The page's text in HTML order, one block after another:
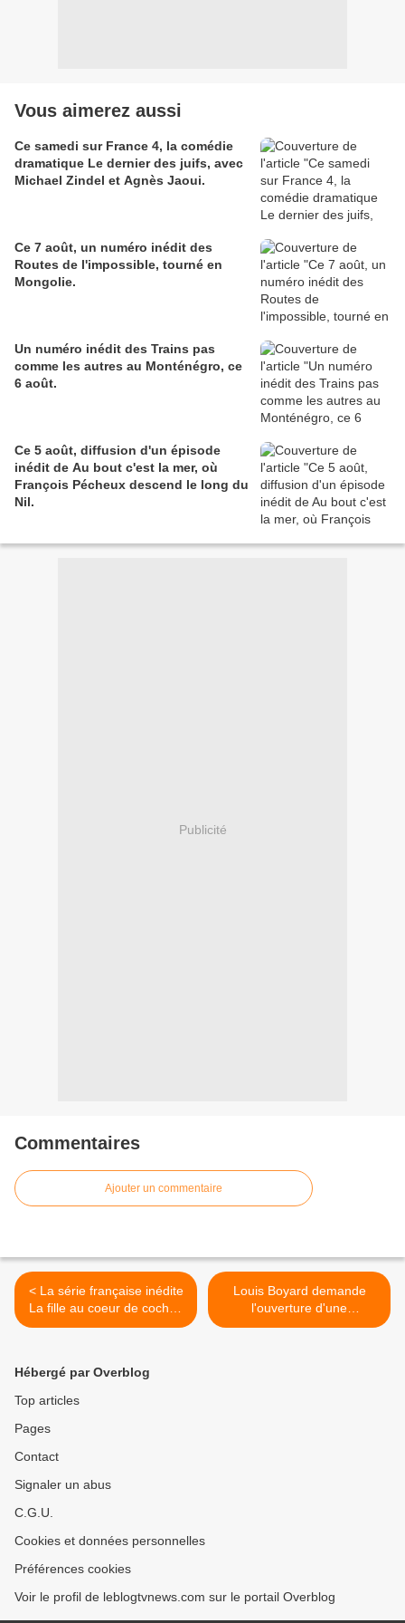
Vous aimerez aussi
Ce samedi sur France 4, la comédie
dramatique Le dernier des juifs, avec
Michael Zindel et Agnès Jaoui.
Ce 7 août, un numéro inédit des
Routes de l'impossible, tourné en
Mongolie.
Un numéro inédit des Trains pas
comme les autres au Monténégro, ce
6 août.
Ce 5 août, diffusion d'un épisode
inédit de Au bout c'est la mer, où
François Pécheux descend le long du
Nil.
Publicité
Commentaires
Ajouter un commentaire
< La série française inédite
La fille au coeur de cochon
visible dès ce vendredi sur
Louis Boyard demande
l'ouverture d'une
commission d'enquête pour
Hébergé par Overblog
Top articles
Pages
Contact
Signaler un abus
C.G.U.
Cookies et données personnelles
Préférences cookies
Voir le profil de leblogtvnews.com sur le portail Overblog